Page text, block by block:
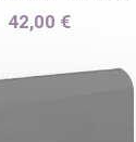
42,00 €